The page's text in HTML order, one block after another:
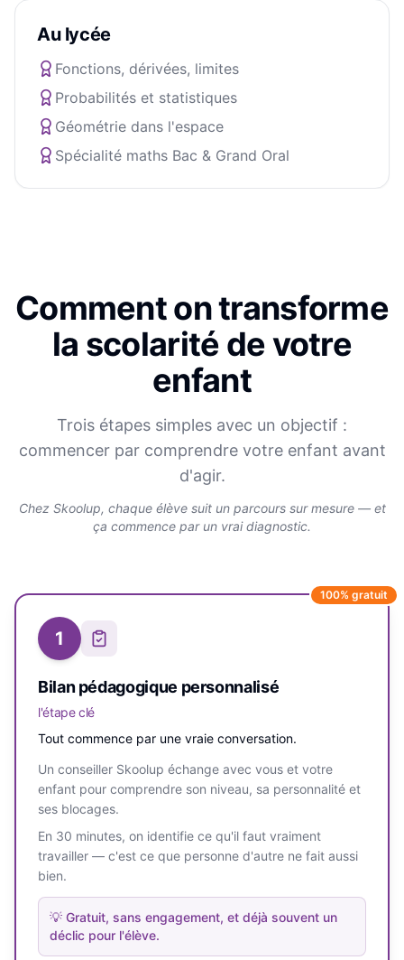
Au lycée
Fonctions, dérivées, limites
Probabilités et statistiques
Géométrie dans l'espace
Spécialité maths Bac & Grand Oral
Comment on transforme
la scolarité de votre
enfant
Trois étapes simples avec un objectif :
commencer par comprendre votre enfant avant
d'agir.
Chez Skoolup, chaque élève suit un parcours sur mesure — et
ça commence par un vrai diagnostic.
100% gratuit
1
Bilan pédagogique personnalisé
l'étape clé
Tout commence par une vraie conversation.
Un conseiller Skoolup échange avec vous et votre
enfant pour comprendre son niveau, sa personnalité et
ses blocages.
En 30 minutes, on identifie ce qu'il faut vraiment
travailler — c'est ce que personne d'autre ne fait aussi
bien.
💡 Gratuit, sans engagement, et déjà souvent un
déclic pour l'élève.